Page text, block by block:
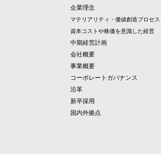
企業理念
マテリアリティ・価値創造プロセス
資本コストや株価を意識した経営
中期経営計画
会社概要
事業概要
コーポレートガバナンス
沿革
新卒採用
国内外拠点